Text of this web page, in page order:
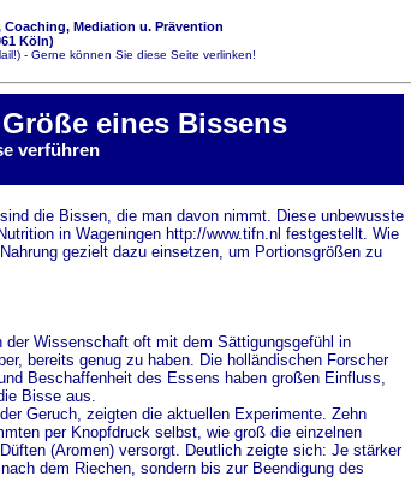
Mediation u. Prävention
Köln)
- Gerne können Sie diese Seite verlinken!
eines Bissens
verführen
die Bissen, die man davon nimmt. Diese unbewusste
in Wageningen http://www.tifn.nl festgestellt. Wie
gezielt dazu einsetzen, um Portionsgrößen zu
Wissenschaft oft mit dem Sättigungsgefühl in
bereits genug zu haben. Die holländischen Forscher
Beschaffenheit des Essens haben großen Einfluss,
Bisse aus.
Geruch, zeigten die aktuellen Experimente. Zehn
per Knopfdruck selbst, wie groß die einzelnen
(Aromen) versorgt. Deutlich zeigte sich: Je stärker
dem Riechen, sondern bis zur Beendigung des